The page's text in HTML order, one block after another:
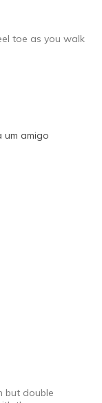
toe as you walk
um amigo
but double